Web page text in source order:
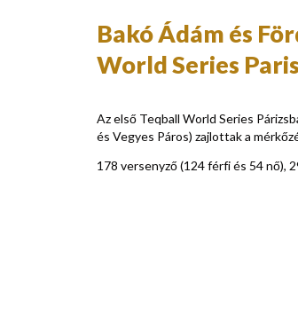
Bakó Ádám és
World Series Paris
Az első Teqball World Series
és Vegyes Páros) zajlottak a
178 versenyző (124 férfi és 54 nő),